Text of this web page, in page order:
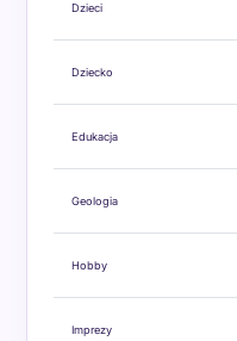
Dzieci
Dziecko
Edukacja
Geologia
Hobby
Imprezy